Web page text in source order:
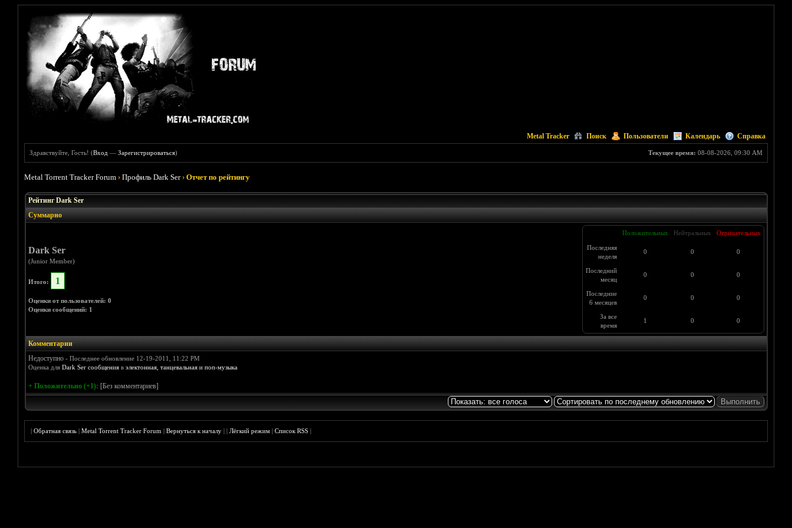
Metal Tracker Поиск Пользователи Календарь Справка
Текущее время: 08-08-2026, 09:30 AM
Здравствуйте, Гость! (Вход —Зарегистрироваться)
Metal Torrent Tracker Forum ›Профиль Dark Ser ›Отчет по рейтингу
Рейтинг Dark Ser
Суммарно
Dark Ser
(Junior Member)
Итого: 1
Оценки от пользователей: 0
Оценки сообщений: 1
Положительных Нейтральных Отрицательных
Последняя
неделя
0 0 0
Последний
месяц
0 0 0
Последние
6 месяцев
0 0 0
За все
время
1 0 0
Комментарии
Недоступно - Последнее обновление 12-19-2011, 11:22 PM
Оценка для Dark Ser сообщенияв электонная, танцевальная и поп-музыка
+ Положительно (+1): [Без комментариев]
|Обратная связь |Metal Torrent Tracker Forum |Вернуться к началу ||Лёгкий режим |Список RSS |